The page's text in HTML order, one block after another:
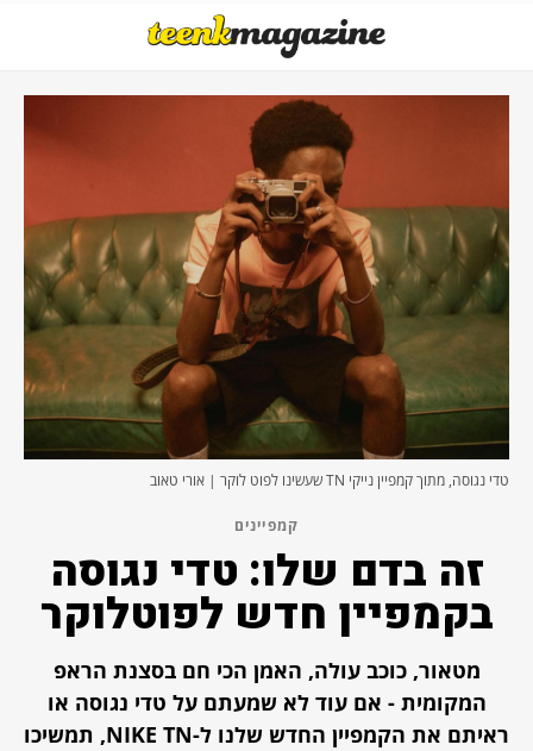
טדי נגוסה, מתוך קמפיין נייקי TN שעשינו לפוט לוקר | אורי טאוב
קמפיינים
זה בדם שלו: טדי נגוסה
בקמפיין חדש לפוטלוקר
מטאור, כוכב עולה, האמן הכי חם בסצנת הראפ
המקומית - אם עוד לא שמעתם על טדי נגוסה או
ראיתם את הקמפיין החדש שלנו ל-NIKE TN, תמשיכו